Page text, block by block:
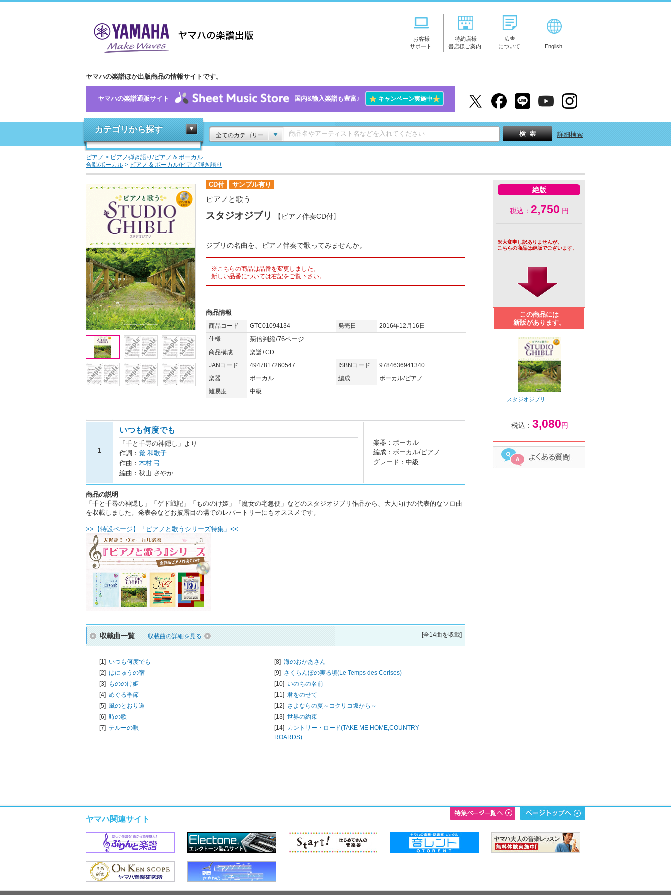
お客様
サポート
特約店様
書店様ご案内
広告
について
English
ヤマハの楽譜ほか出版商品の情報サイトです。
ヤマハの楽譜通販サイト 国内&輸入楽譜も豊富♪ ★キャンペーン実施中★
カテゴリから探す
全てのカテゴリー 詳細検索
ピアノ > ピアノ弾き語り/ピアノ & ボーカル
合唱/ボーカル > ピアノ & ボーカル/ピアノ弾き語り
CD付 サンプル有り
ピアノと歌う
スタジオジブリ 【ピアノ伴奏CD付】
ジブリの名曲を、ピアノ伴奏で歌ってみませんか。
※こちらの商品は品番を変更しました。
新しい品番については右記をご覧下さい。
商品情報
商品コード GTC01094134 発売日
2016年12月16日
仕様
菊倍判縦/76ページ
商品構成
楽譜+CD
JANコード
4947817260547 ISBNコード
9784636941340
楽器
ボーカル 編成
ボーカル/ピアノ
難易度
中級
1
いつも何度でも
「千と千尋の神隠し」より
作詞： 覚 和歌子
作曲： 木村 弓
編曲：秋山 さやか
楽器：ボーカル
編成：ボーカル/ピアノ
グレード：中級
商品の説明
「千と千尋の神隠し」「ゲド戦記」「もののけ姫」「魔女の宅急便」などのスタジオジブリ作品から、大人向けの代表的なソロ曲
を収載しました。発表会などお披露目の場でのレパートリーにもオススメです。
>>【特設ページ】「ピアノと歌うシリーズ特集」<<
収載曲一覧 収載曲の詳細を見る [全14曲を収載]
[1] いつも何度でも
[2] はにゅうの宿
[3]
もののけ姫
[4] めぐる季節
[5] 風のとおり道
[6] 時の歌
[7] テルーの唄
[8] 海のおかあさん
[9] さくらんぼの実る頃(Le Temps des Cerises)
[10] いのちの名前
[11] 君をのせて
[12] さよならの夏～コクリコ坂から～
[13] 世界の約束
[14] カントリー・ロード(TAKE ME HOME,COUNTRY
ROARDS)
絶版
税込： 2,750 円
※大変申し訳ありませんが、
こちらの商品は絶版でございます。
この商品には
新版があります。
スタジオジブリ
税込： 3,080円
ヤマハ関連サイト